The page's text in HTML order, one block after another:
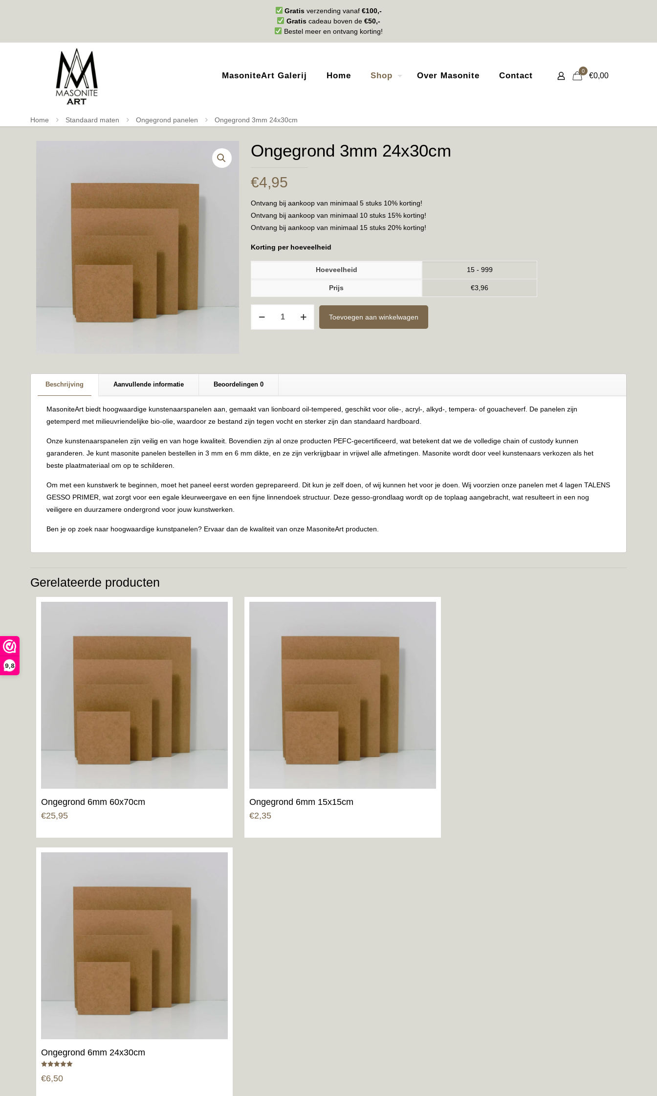
9,8
Gratis verzending vanaf€100,-
Gratiscadeau boven de €50,-
Bestel meer en ontvang korting!
MasoniteArt Galerij Home Shop Over Masonite Contact 0
€0,00
Home Standaard maten Ongegrond panelen Ongegrond 3mm 24x30cm
Ongegrond 3mm 24x30cm
€4,95
Ontvang bij aankoop van minimaal 5 stuks 10% korting!
Ontvang bij aankoop van minimaal 10 stuks 15% korting!
Ontvang bij aankoop van minimaal 15 stuks 20% korting!
Korting per hoeveelheid
Hoeveelheid 15 - 999
Prijs €3,96
Toevoegen aan winkelwagen
Beschrijving Aanvullende informatie Beoordelingen 0
MasoniteArt biedt hoogwaardige kunstenaarspanelen aan, gemaakt van lionboard oil-tempered, geschikt voor olie-, acryl-, alkyd-, tempera- of gouacheverf. De panelen zijn
getemperd met milieuvriendelijke bio-olie, waardoor ze bestand zijn tegen vocht en sterker zijn dan standaard hardboard.
Onze kunstenaarspanelen zijn veilig en van hoge kwaliteit. Bovendien zijn al onze producten PEFC-gecertificeerd, wat betekent dat we de volledige chain of custody kunnen
garanderen. Je kunt masonite panelen bestellen in 3 mm en 6 mm dikte, en ze zijn verkrijgbaar in vrijwel alle afmetingen. Masonite wordt door veel kunstenaars verkozen als het
beste plaatmateriaal om op te schilderen.
Om met een kunstwerk te beginnen, moet het paneel eerst worden geprepareerd. Dit kun je zelf doen, of wij kunnen het voor je doen. Wij voorzien onze panelen met 4 lagen TALENS
GESSO PRIMER, wat zorgt voor een egale kleurweergave en een fijne linnendoek structuur. Deze gesso-grondlaag wordt op de toplaag aangebracht, wat resulteert in een nog
veiligere en duurzamere ondergrond voor jouw kunstwerken.
Ben je op zoek naar hoogwaardige kunstpanelen? Ervaar dan de kwaliteit van onze MasoniteArt producten.
Gerelateerde producten
Ongegrond 6mm 60x70cm
€25,95
Ongegrond 6mm 15x15cm
€2,35
Ongegrond 6mm 24x30cm
5.00
uit 5
€6,50